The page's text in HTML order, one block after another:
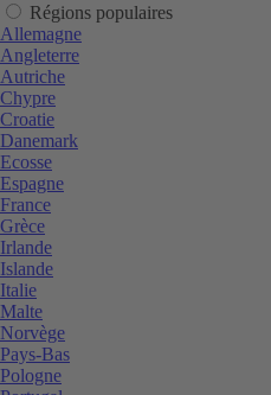
Régions populaires
Allemagne
Angleterre
Autriche
Chypre
Croatie
Danemark
Ecosse
Espagne
France
Grèce
Irlande
Islande
Italie
Malte
Norvège
Pays-Bas
Pologne